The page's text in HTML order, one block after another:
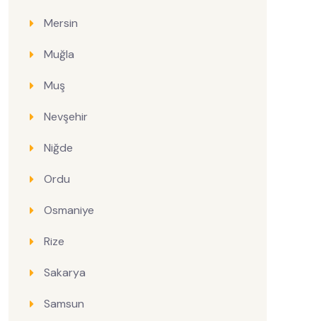
Mersin
Muğla
Muş
Nevşehir
Niğde
Ordu
Osmaniye
Rize
Sakarya
Samsun